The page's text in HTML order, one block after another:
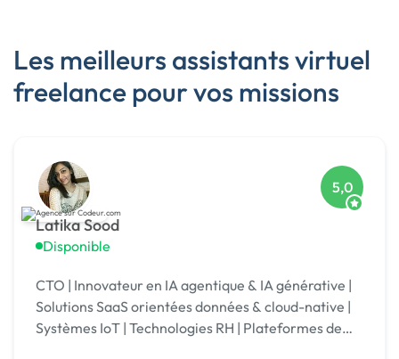
Les meilleurs assistants virtuel
freelance pour vos missions
Latika Sood
Disponible
5,0
CTO | Innovateur en IA agentique & IA générative |
Solutions SaaS orientées données & cloud-native |
Systèmes IoT | Technologies RH | Plateformes de